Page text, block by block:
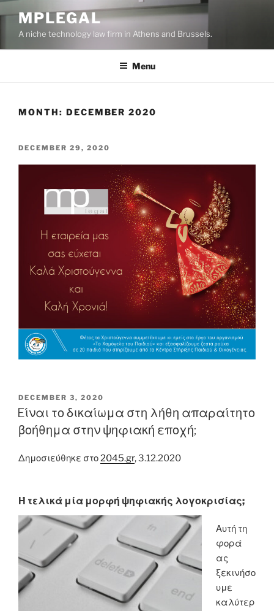
content
MPLEGAL
A niche technology law firm in Athens and Brussels.
Menu
MONTH: DECEMBER 2020
POSTED
DECEMBER 29, 2020
POSTED
ON
DECEMBER 3, 2020
Eίναι το δικαίωμα στη λήθη απαραίτητο
βοήθημα στην ψηφιακή εποχή;
Δημοσιεύθηκε στο2045.gr, 3.12.2020
Ή τελικά μία μορφή ψηφιακής λογοκρισίας;
Αυτή τη
φορά
ας
ξεκινήσο
υμε
καλύτερ